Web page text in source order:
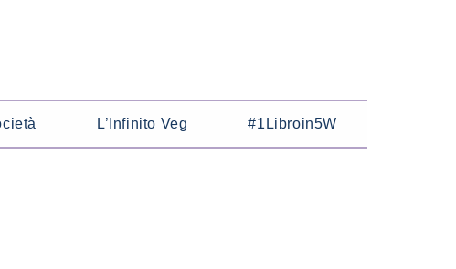
L’Infinito Veg #1Libroin5W